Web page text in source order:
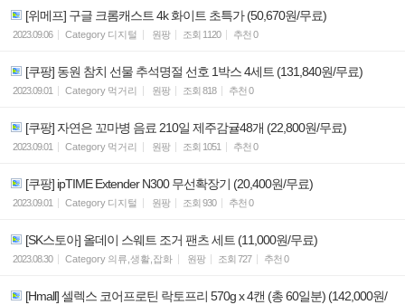
[위메프] 구글 크롬캐스트 4k 화이트 초특가 (50,670원/무료)
2023.09.06 Category 디지털 원팡 조회 1120 추천 0
[쿠팡] 동원 참치 선물 추석명절 선호 1박스 4세트 (131,840원/무료)
2023.09.01 Category 먹거리 원팡 조회 818 추천 0
[쿠팡] 자연은 꼬마병 음료 210일 제주감귤48개 (22,800원/무료)
2023.09.01 Category 먹거리 원팡 조회 1051 추천 0
[쿠팡] ipTIME Extender N300 무선확장기 (20,400원/무료)
2023.09.01 Category 디지털 원팡 조회 930 추천 0
[SK스토아] 올데이 스웨트 조거 팬츠 세트 (11,000원/무료)
2023.08.30 Category 의류,생활,잡화 원팡 조회 727 추천 0
[Hmall] 셀렉스 코어프로틴 락토프리 570g x 4캔 (총 60일분) (142,000원/